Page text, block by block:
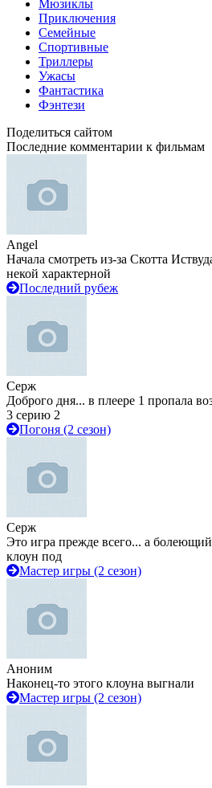
Мюзиклы
Приключения
Семейные
Спортивные
Триллеры
Ужасы
Фантастика
Фэнтези
Поделиться сайтом
Последние комментарии к фильмам
Angel
Начала смотреть из-за Скотта
некой характерной
Последний рубеж
Серж
Доброго дня... в плеере 1 пропала
3 серию 2
Погоня (2 сезон)
Серж
Это игра прежде всего... а
клоун под
Мастер игры (2 сезон)
Аноним
Наконец-то этого клоуна выгнали
Мастер игры (2 сезон)